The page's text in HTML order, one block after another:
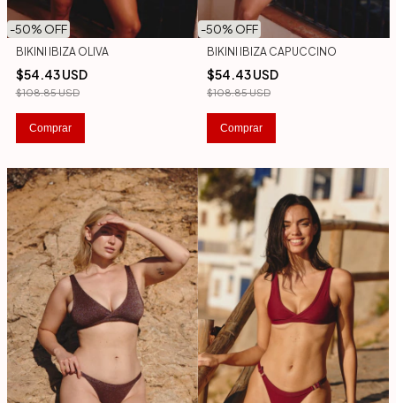
-50% OFF
BIKINI IBIZA OLIVA
$54.43 USD
$108.85 USD
Comprar
-50% OFF
BIKINI IBIZA CAPUCCINO
$54.43 USD
$108.85 USD
Comprar